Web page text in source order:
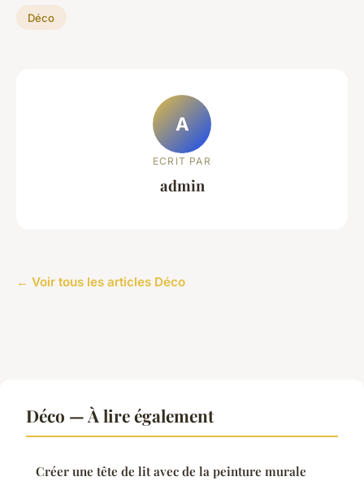
Déco
A
ECRIT PAR
admin
← Voir tous les articles Déco
Déco — À lire également
Créer une tête de lit avec de la peinture murale